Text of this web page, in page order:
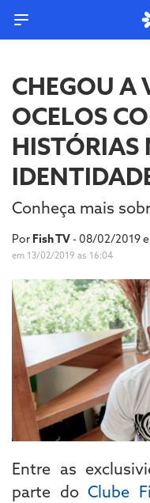
CHEGOU A
OCELOS
HISTÓRIAS
Conheça mais
Por Fish TV- 08/02/2019
em 13/02/2019 as 16:04
Entre as
parte doClube